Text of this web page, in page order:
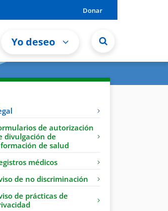
Donar
Yo deseo
de autorización
divulgación de
de salud
médicos
de no discriminación
de prácticas de